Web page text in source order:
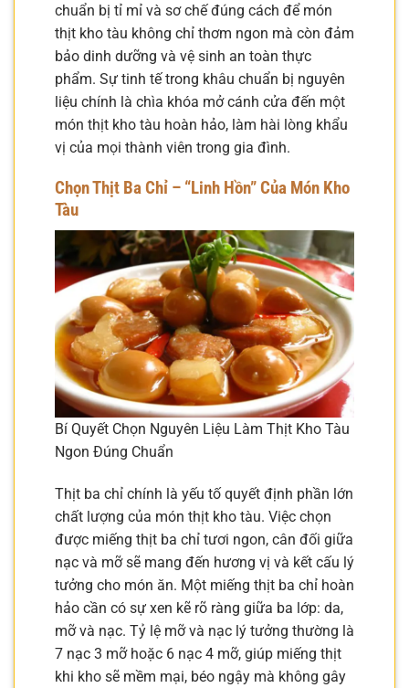
chuẩn bị tỉ mỉ và sơ chế đúng cách để món
thịt kho tàu không chỉ thơm ngon mà còn đảm
bảo dinh dưỡng và vệ sinh an toàn thực
phẩm. Sự tinh tế trong khâu chuẩn bị nguyên
liệu chính là chìa khóa mở cánh cửa đến một
món thịt kho tàu hoàn hảo, làm hài lòng khẩu
vị của mọi thành viên trong gia đình.
Chọn Thịt Ba Chỉ – “Linh Hồn” Của Món Kho
Tàu
Bí Quyết Chọn Nguyên Liệu Làm Thịt Kho Tàu
Ngon Đúng Chuẩn
Thịt ba chỉ chính là yếu tố quyết định phần lớn
chất lượng của món thịt kho tàu. Việc chọn
được miếng thịt ba chỉ tươi ngon, cân đối giữa
nạc và mỡ sẽ mang đến hương vị và kết cấu lý
tưởng cho món ăn. Một miếng thịt ba chỉ hoàn
hảo cần có sự xen kẽ rõ ràng giữa ba lớp: da,
mỡ và nạc. Tỷ lệ mỡ và nạc lý tưởng thường là
7 nạc 3 mỡ hoặc 6 nạc 4 mỡ, giúp miếng thịt
khi kho sẽ mềm mại, béo ngậy mà không gây